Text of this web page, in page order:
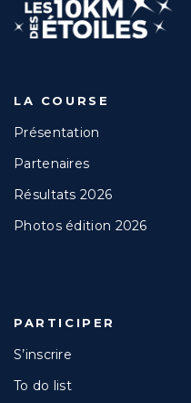
LA COURSE
Présentation
Partenaires
Résultats 2026
Photos édition 2026
PARTICIPER
S’inscrire
To do list